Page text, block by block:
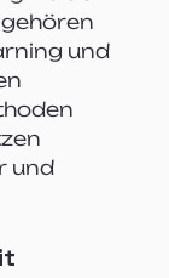
und
und